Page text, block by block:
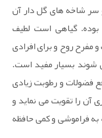
سر شاخه های گل دار آن
گیاهی است لطیف
روح و برای افرادی
شوند بسیار مفید است.
فضولات و رطوبت زیادی
آن را تقویت می نماید و
فراموشی و کمی حافظه